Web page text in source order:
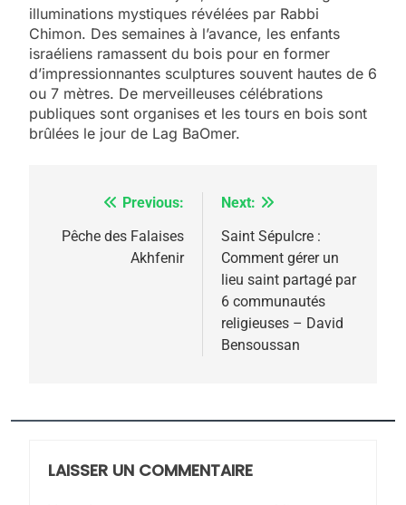
illuminations mystiques révélées par Rabbi
Chimon. Des semaines à l’avance, les enfants
israéliens ramassent du bois pour en former
d’impressionnantes sculptures souvent hautes de 6
ou 7 mètres. De merveilleuses célébrations
publiques sont organises et les tours en bois sont
brûlées le jour de Lag BaOmer.
Navigation
de
Previous:
Pêche des Falaises
Akhfenir
Next:
Saint Sépulcre :
Comment gérer un
lieu saint partagé par
6 communautés
religieuses – David
Bensoussan
LAISSER UN COMMENTAIRE
2025, l’année la plus
meurtrière selon le
rapport d’ADL contre
ISRAÉL
FIÈRE, DIGNE ET RÉSILIENTE :
MA JUDAÏTE par Thérèse
ISRAÉL JUDAISME